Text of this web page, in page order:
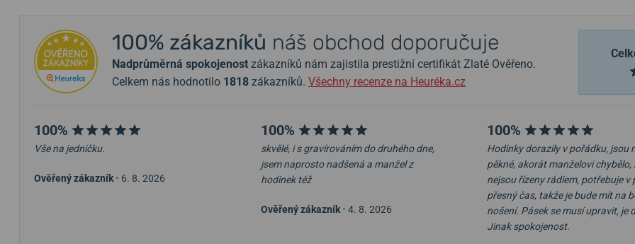
100% zákazníků náš obchod doporučuje
Nadprůměrná spokojenost zákazníků nám zajistila prestižní certifikát Zlaté Ověřeno.
Celkem nás hodnotilo 1818 zákazníků. Všechny recenze na Heuréka.cz
100%
Vše na jedničku.
Ověřený zákazník • 6. 8. 2026
100%
skvělé, i s gravírováním do druhého dne,
jsem naprosto nadšená a manžel z
hodinek též
Ověřený zákazník • 4. 8. 2026
100%
Hodinky dorazily v pořádku, jsou
pěkné, akorát manželovi chybělo,
nejsou řízeny rádiem, potřebuje v
přesný čas, takže je bude mít na
nošení. Pásek se musí upravit, je
Jinak spokojenost.